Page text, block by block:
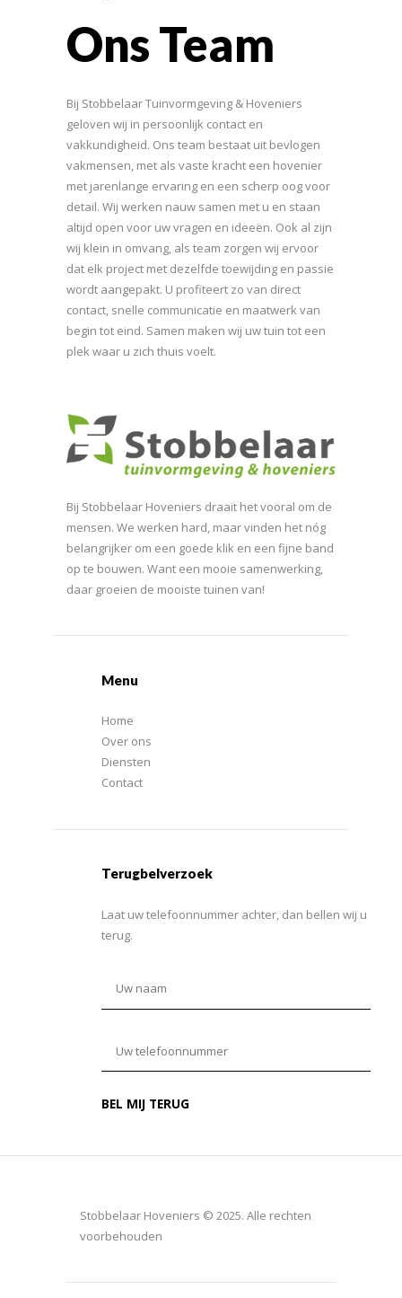
Ons Team
Bij Stobbelaar Tuinvormgeving & Hoveniers
geloven wij in persoonlijk contact en
vakkundigheid. Ons team bestaat uit bevlogen
vakmensen, met als vaste kracht een hovenier
met jarenlange ervaring en een scherp oog voor
detail. Wij werken nauw samen met u en staan
altijd open voor uw vragen en ideeën. Ook al zijn
wij klein in omvang, als team zorgen wij ervoor
dat elk project met dezelfde toewijding en passie
wordt aangepakt. U profiteert zo van direct
contact, snelle communicatie en maatwerk van
begin tot eind. Samen maken wij uw tuin tot een
plek waar u zich thuis voelt.
Bij Stobbelaar Hoveniers draait het vooral om de
mensen. We werken hard, maar vinden het nóg
belangrijker om een goede klik en een fijne band
op te bouwen. Want een mooie samenwerking,
daar groeien de mooiste tuinen van!
Menu
Home
Over ons
Diensten
Contact
Terugbelverzoek
Laat uw telefoonnummer achter, dan bellen wij u
terug.
Stobbelaar Hoveniers © 2025. Alle rechten
voorbehouden